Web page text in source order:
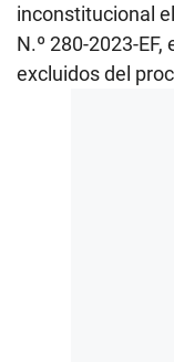
inconstitucional
N.º 280-2023-
excluidos del